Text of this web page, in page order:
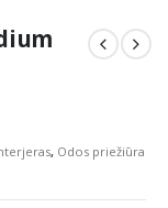
, Odos priežiūra